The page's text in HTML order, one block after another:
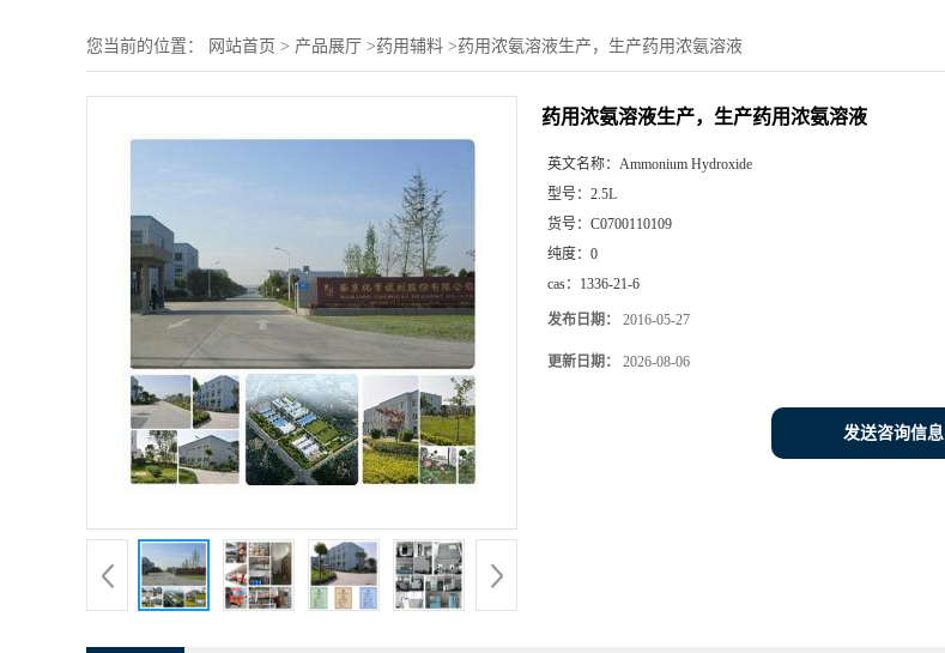
您当前的位置： 网站首页 > 产品展厅 >药用辅料 >药用浓氨溶液生产，生产药用浓氨溶液
药用浓氨溶液生产，生产药用浓氨溶液
英文名称： Ammonium Hydroxide
型号： 2.5L
货号： C0700110109
纯度： 0
cas： 1336-21-6
发布日期： 2016-05-27
更新日期： 2026-08-06
发送咨询信息